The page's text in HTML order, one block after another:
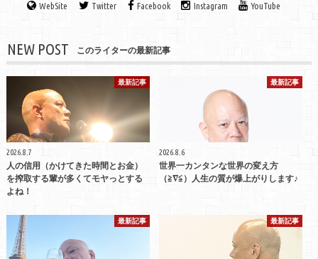
WebSite Twitter Facebook Instagram YouTube
NEW POST このライターの最新記事
最新記事
2026.8.7
人の信用（かけてきた時間とお金）
を搾取する輩が多くてモヤっとする
よね！
最新記事
2026.8.6
世界一カンタンな世界の変え方
（≧∇≦）人生の質が爆上がりします♪
最新記事 最新記事